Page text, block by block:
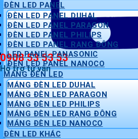
0908 53 53 53
Hỗ trợ tư vấn
ĐÈN LED PANEL
ĐÈN LED PANEL DUHAL
ĐÈN LED PANEL PARAGON
ĐÈN LED PANEL PHILIPS
ĐÈN LED PANEL RẠNG ĐÔNG
LED PANEL PANASONIC
ĐÈN LED PANEL NANOCO
MÁNG ĐÈN LED
MÁNG ĐÈN LED DUHAL
MÁNG ĐÈN LED PARAGON
MÁNG ĐÈN LED PHILIPS
MÁNG ĐÈN LED RẠNG ĐÔNG
MÁNG ĐÈN LED NANOCO
ĐÈN LED KHÁC